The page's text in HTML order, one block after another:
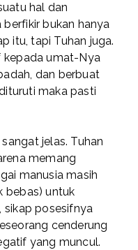
hal dan
bukan hanya
itu, tapi Tuhan juga.
kepada umat-Nya
dan berbuat
maka pasti
jelas. Tuhan
memang
manusia masih
bebas) untuk
sikap posesifnya
cenderung
yang muncul.